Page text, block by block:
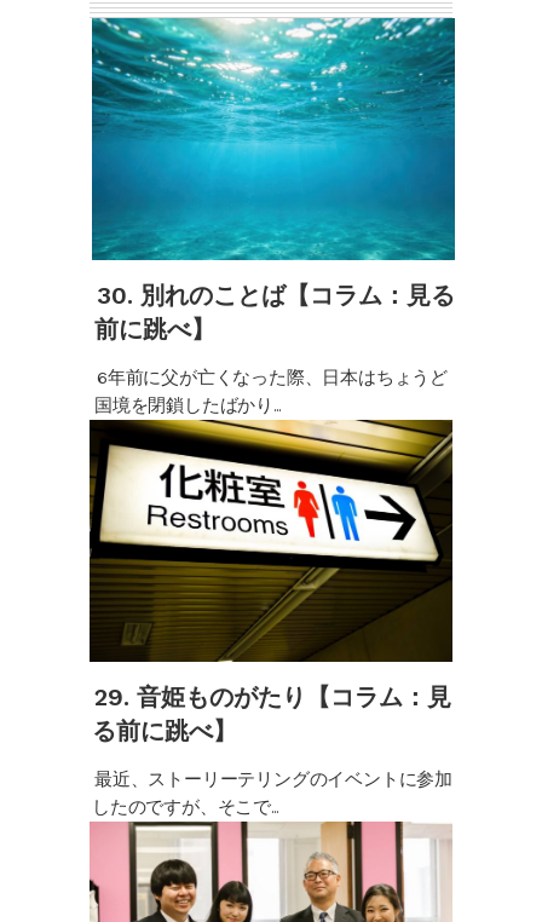
30. 別れのことば【コラム：見る
前に跳べ】
6年前に父が亡くなった際、日本はちょうど
国境を閉鎖したばかり...
29. 音姫ものがたり【コラム：見
る前に跳べ】
最近、ストーリーテリングのイベントに参加
したのですが、そこで...